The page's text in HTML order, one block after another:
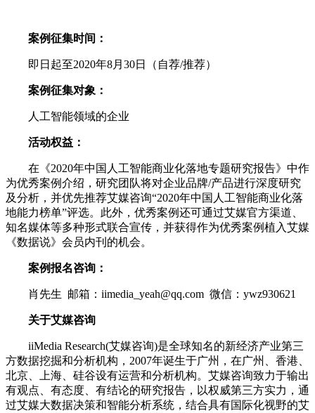
案例征集时间：
即日起至2020年8月30日（自荐/推荐）
案例征集对象：
人工智能领域的企业
活动权益：
在《2020年中国人工智能商业化落地专题研究报告》中作
为优秀案例介绍，研究团队将对企业品牌/产品进行深度研究
及分析，并优先推荐艾媒咨询“2020年中国人工智能商业化落
地能力榜单”评选。此外，优秀案例还可通过艾媒官方渠道、
知名媒体等多种形式联合宣传，并获得作为优秀案例植入艾媒
《数据说》会员内刊的机会。
案例报名咨询：
肖先生 邮箱：iimedia_yeah@qq.com 微信：ywz930621
关于艾媒咨询
iiMedia Research(艾媒咨询)是全球知名的新经济产业第三
方数据挖掘和分析机构，2007年诞生于广州，在广州、香港、
北京、上海、硅谷设有运营和分析机构。艾媒咨询致力于输出
有观点、有态度、有结论的研究报告，以权威第三方实力，通
过艾媒大数据决策和智能分析系统，结合具有国际化视野的艾